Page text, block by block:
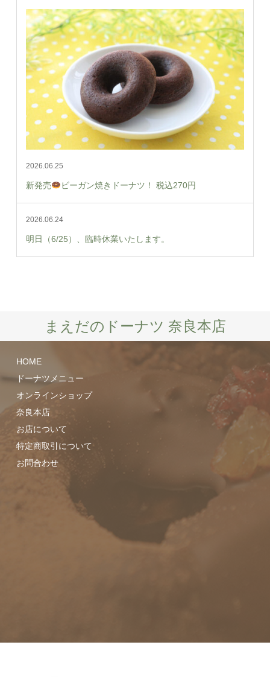
2026.06.25
新発売 ビーガン焼きドーナツ！ 税込270円
2026.06.24
明日（6/25）、臨時休業いたします。
まえだのドーナツ 奈良本店
HOME
ドーナツメニュー
オンラインショップ
奈良本店
お店について
特定商取引について
お問合わせ